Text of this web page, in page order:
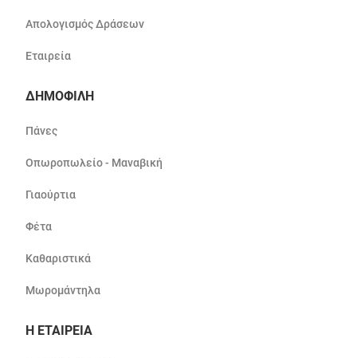
Απολογισμός Δράσεων
Εταιρεία
ΔΗΜΟΦΙΛΗ
Πάνες
Οπωροπωλείο - Μαναβική
Γιαούρτια
Φέτα
Καθαριστικά
Μωρομάντηλα
Η ΕΤΑΙΡΕΙΑ